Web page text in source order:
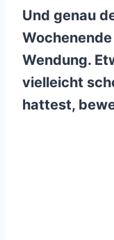
Und genau
Wendung.
vielleicht
hattest,